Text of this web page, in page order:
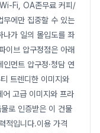
Fi, OA존무료 커피/
무에만 집중할 수 있는
나가 일의 몰입도를 좌
이브 압구정점은 아래
먼트 압구정·청담 연
트렌디한 이미지와
고급 이미지와 프라
로 인증받은 이 건물
적입니다.이용 가격